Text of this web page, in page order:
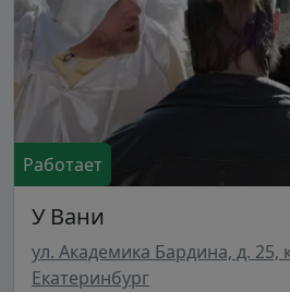
Работает
У Вани
ул. Академика Бардина, д. 25,
Екатеринбург